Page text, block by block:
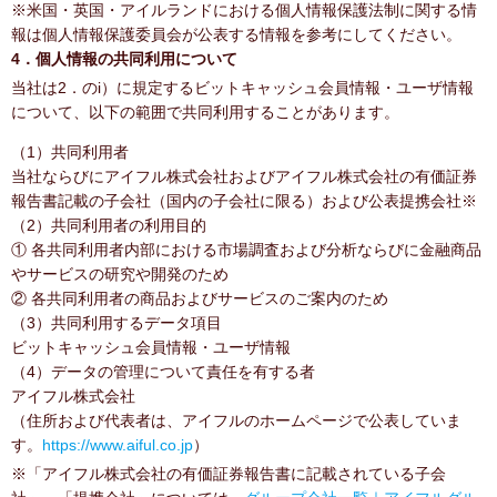
※米国・英国・アイルランドにおける個人情報保護法制に関する情
報は個人情報保護委員会が公表する情報を参考にしてください。
4．個人情報の共同利用について
当社は2．のi）に規定するビットキャッシュ会員情報・ユーザ情報
について、以下の範囲で共同利用することがあります。
（1）共同利用者
当社ならびにアイフル株式会社およびアイフル株式会社の有価証券
報告書記載の子会社（国内の子会社に限る）および公表提携会社※
（2）共同利用者の利用目的
① 各共同利用者内部における市場調査および分析ならびに金融商品
やサービスの研究や開発のため
② 各共同利用者の商品およびサービスのご案内のため
（3）共同利用するデータ項目
ビットキャッシュ会員情報・ユーザ情報
（4）データの管理について責任を有する者
アイフル株式会社
（住所および代表者は、アイフルのホームページで公表していま
す。 https://www.aiful.co.jp）
※「アイフル株式会社の有価証券報告書に記載されている子会